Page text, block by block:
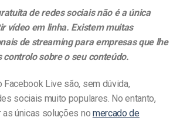
de redes sociais não é a única
vídeo em linha. Existem muitas
de streaming para empresas que lhe
sobre o seu conteúdo.
Facebook Live são, sem dúvida,
sociais muito populares. No entanto,
únicas soluções no mercado de